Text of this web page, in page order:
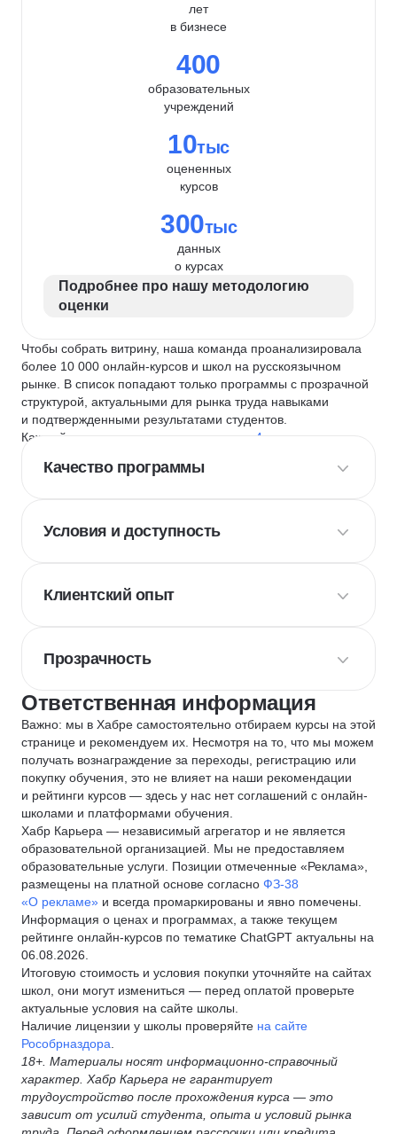
лет
в бизнесе
400
образовательных
учреждений
10тыс
оцененных
курсов
300тыс
данных
о курсах
Подробнее про нашу методологию
оценки
Чтобы собрать витрину, наша команда проанализировала
более 10 000 онлайн-курсов и школ на русскоязычном
рынке. В список попадают только программы с прозрачной
структурой, актуальными для рынка труда навыками
и подтвержденными результатами студентов.
Каждый курс и школу мы оцениваем по
4 критериям
Качество программы
Условия и доступность
Клиентский опыт
Прозрачность
Ответственная информация
Важно: мы в Хабре самостоятельно отбираем курсы на этой
странице и рекомендуем их. Несмотря на то, что мы можем
получать вознаграждение за переходы, регистрацию или
покупку обучения, это не влияет на наши рекомендации
и рейтинги курсов — здесь у нас нет соглашений с онлайн-
школами и платформами обучения.
Хабр Карьера — независимый агрегатор и не является
образовательной организацией. Мы не предоставляем
образовательные услуги. Позиции отмеченные «Реклама»,
размещены на платной основе согласно ФЗ-38
«О рекламе» и всегда промаркированы и явно помечены.
Информация о ценах и программах, а также текущем
рейтинге онлайн-курсов по тематике ChatGPT актуальны на
06.08.2026.
Итоговую стоимость и условия покупки уточняйте на сайтах
школ, они могут измениться — перед оплатой проверьте
актуальные условия на сайте школы.
Наличие лицензии у школы проверяйте на сайте
Рособрназдора
18+. Материалы носят информационно-справочный
характер. Хабр Карьера не гарантирует
трудоустройство после прохождения курса — это
зависит от усилий студента, опыта и условий рынка